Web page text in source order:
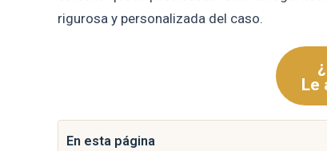
rigurosa y personalizada del caso.
Le
En esta página